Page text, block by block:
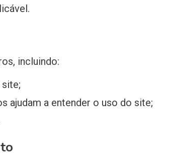
incluindo:
ajudam a entender o uso do site;